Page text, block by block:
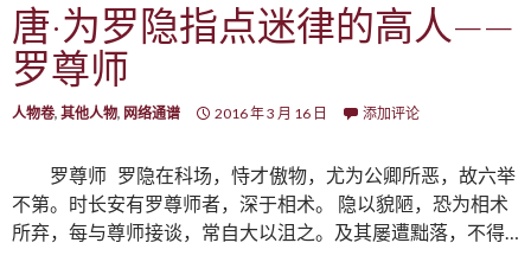
唐·为罗隐指点迷律的高人——
罗尊师
人物卷, 其他人物, 网络通谱 2016 年 3 月 16 日 添加评论
罗尊师 罗隐在科场，恃才傲物，尤为公卿所恶，故六举
不第。时长安有罗尊师者，深于相术。 隐以貌陋，恐为相术
所弃，每与尊师接谈，常自大以沮之。及其屡遭黜落，不得…